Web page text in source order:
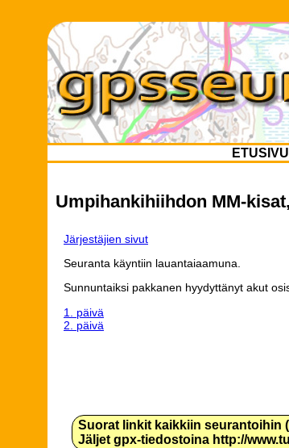
ETUSIVU
Umpihankihiihdon MM-
Järjestäjien sivut
Seuranta käyntiin lauantaiaamuna.
Sunnuntaiksi pakkanen hyydyttänyt akut
1. päivä
2. päivä
Suorat linkit kaikkiin seurantoihin
Jäljet gpx-tiedostoina http://